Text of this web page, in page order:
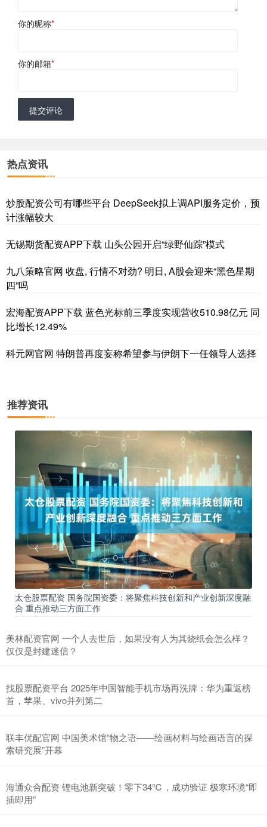
你的昵称*
你的邮箱*
提交评论
热点资讯
炒股配资公司有哪些平台 DeepSeek拟上调API服务定价，预
计涨幅较大
无锡期货配资APP下载 山头公园开启“绿野仙踪”模式
九八策略官网 收盘, 行情不对劲? 明日, A股会迎来“黑色星期
四”吗
宏海配资APP下载 蓝色光标前三季度实现营收510.98亿元 同
比增长12.49%
科元网官网 特朗普再度妄称希望参与伊朗下一任领导人选择
推荐资讯
太仓股票配资 国务院国资委：将聚焦科技创新和产业创新深度融
合 重点推动三方面工作
美林配资官网 一个人去世后，如果没有人为其烧纸会怎么样？
仅仅是封建迷信？
找股票配资平台 2025年中国智能手机市场再洗牌：华为重返榜
首，苹果、vivo并列第二
联丰优配官网 中国美术馆“物之语——绘画材料与绘画语言的探
索研究展”开幕
海通众合配资 锂电池新突破！零下34℃，成功验证 极寒环境“即
插即用”